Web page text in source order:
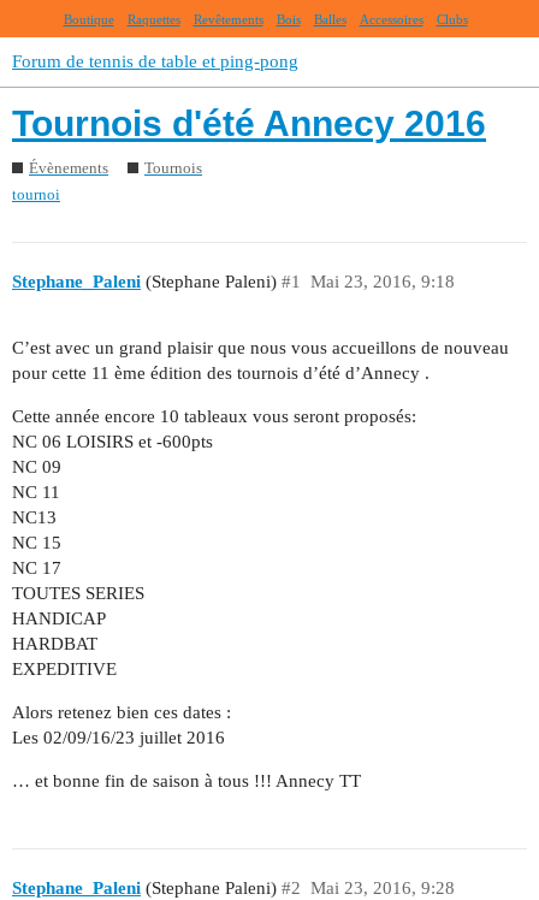
Boutique Raquettes Revêtements Bois Balles Accessoires Clubs
Forum de tennis de table et ping-pong
Tournois d'été Annecy 2016
Évènements
Tournois
tournoi
Stephane_Paleni (Stephane Paleni) Mai 23, 2016, 9:18
#1
C’est avec un grand plaisir que nous vous accueillons de nouveau
pour cette 11 ème édition des tournois d’été d’Annecy .
Cette année encore 10 tableaux vous seront proposés:
NC 06 LOISIRS et -600pts
NC 09
NC 11
NC13
NC 15
NC 17
TOUTES SERIES
HANDICAP
HARDBAT
EXPEDITIVE
Alors retenez bien ces dates :
Les 02/09/16/23 juillet 2016
… et bonne fin de saison à tous !!! Annecy TT
Stephane_Paleni (Stephane Paleni) Mai 23, 2016, 9:28
#2